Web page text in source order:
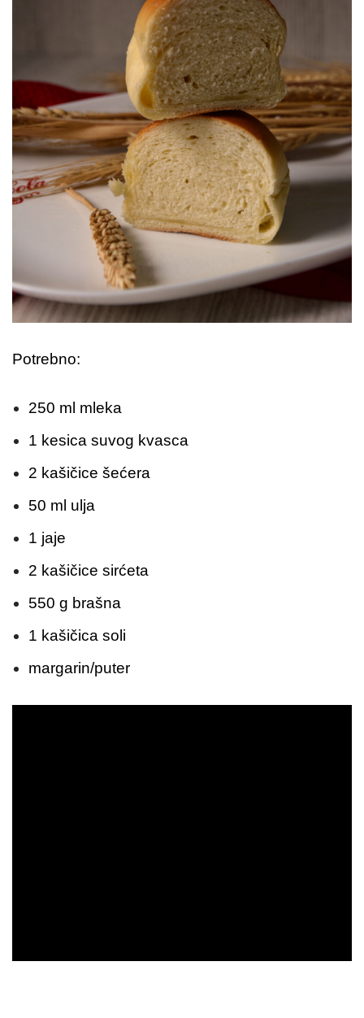
Potrebno:
250 ml mleka
1 kesica suvog kvasca
2 kašičice šećera
50 ml ulja
1 jaje
2 kašičice sirćeta
550 g brašna
1 kašičica soli
margarin/puter